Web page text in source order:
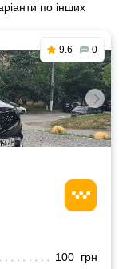
по інших
9.6 0
100 грн